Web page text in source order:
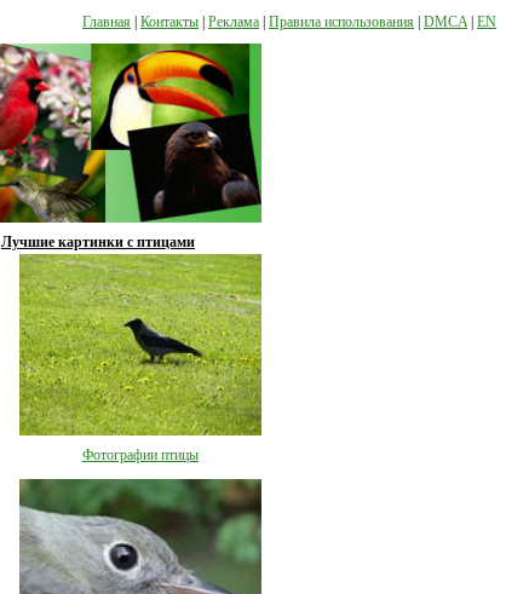
Главная Контакты Реклама Правила использования DMCA EN
Лучшие картинки с птицами
Фотографии птицы